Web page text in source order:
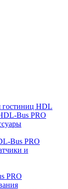
гостиниц HDL
Bus PRO
Bus PRO
и
PRO